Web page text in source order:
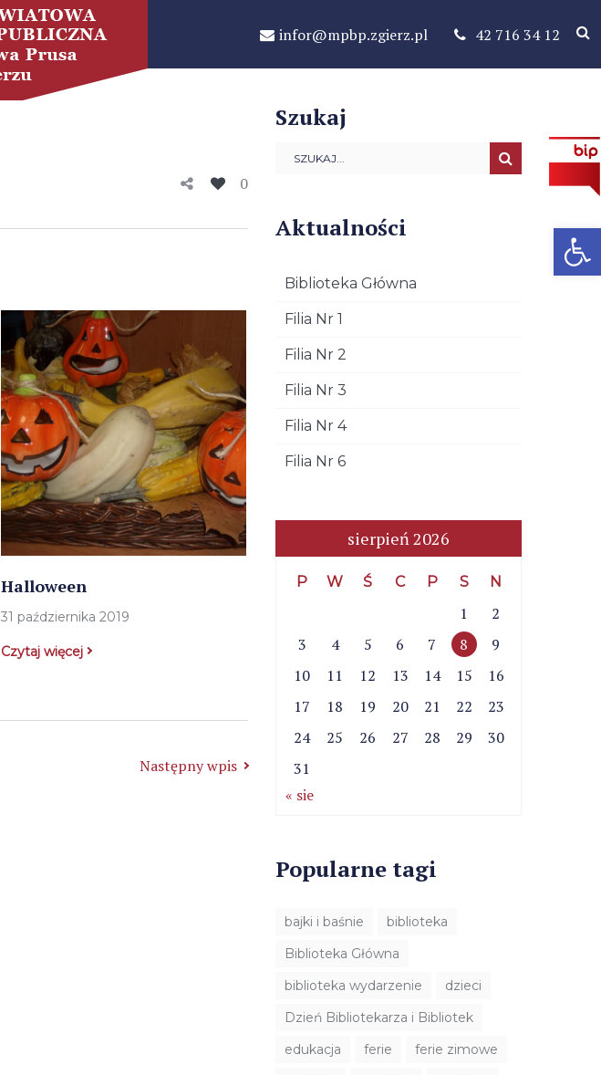
infor@mpbp.zgierz.pl 42 716 34 12
0
Halloween
31 października 2019
Czytaj więcej
Następny wpis
Szukaj
Aktualności
Biblioteka Główna
Filia Nr 1
Filia Nr 2
Filia Nr 3
Filia Nr 4
Filia Nr 6
sierpień 2026
P W Ś C P S N
1
2
3
4 5 6 7 8
9
10
11 12 13 14 15
16
17
18 19 20 21 22
23
24
25 26 27 28 29
30
31
« sie
Popularne tagi
bajki i baśnie
biblioteka
Biblioteka Główna
biblioteka wydarzenie
dzieci
Dzień Bibliotekarza i Bibliotek
edukacja
ferie
ferie zimowe